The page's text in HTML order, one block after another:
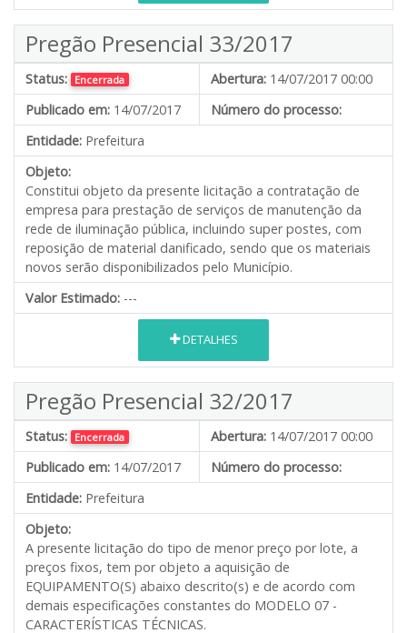
Pregão Presencial 33/2017
Status: Encerrada Abertura: 14/07/2017 00:00
Publicado em: 14/07/2017
Número do processo:
Entidade: Prefeitura
Objeto:
Constitui objeto da presente licitação a contratação de
empresa para prestação de serviços de manutenção da
rede de iluminação pública, incluindo super postes, com
reposição de material danificado, sendo que os materiais
novos serão disponibilizados pelo Município.
Valor Estimado: ---
DETALHES
Pregão Presencial 32/2017
Status: Encerrada Abertura: 14/07/2017 00:00
Publicado em: 14/07/2017
Número do processo:
Entidade: Prefeitura
Objeto:
A presente licitação do tipo de menor preço por lote, a
preços fixos, tem por objeto a aquisição de
EQUIPAMENTO(S) abaixo descrito(s) e de acordo com
demais especificações constantes do MODELO 07 -
CARACTERÍSTICAS TÉCNICAS.